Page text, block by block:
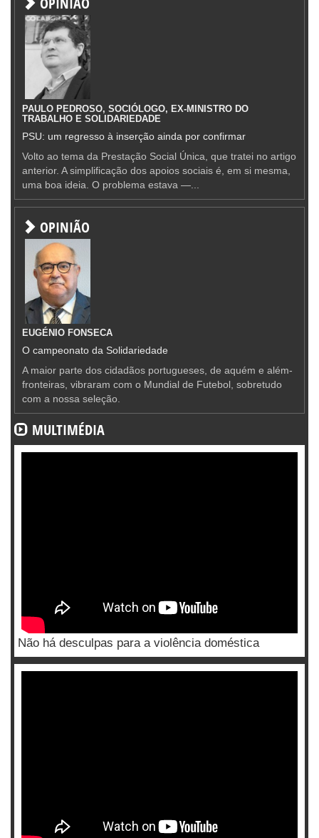
PAULO PEDROSO, SOCIÓLOGO, EX-MINISTRO DO
TRABALHO E SOLIDARIEDADE
PSU: um regresso à inserção ainda por confirmar
Volto ao tema da Prestação Social Única, que tratei no artigo
anterior. A simplificação dos apoios sociais é, em si mesma,
uma boa ideia. O problema estava —...
OPINIÃO
EUGÉNIO FONSECA
O campeonato da Solidariedade
A maior parte dos cidadãos portugueses, de aquém e além-
fronteiras, vibraram com o Mundial de Futebol, sobretudo
com a nossa seleção.
MULTIMÉDIA
Não há desculpas para a violência doméstica